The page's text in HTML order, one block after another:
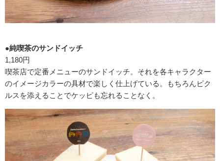
●純喫茶のサンドイッチ
1,180円
喫茶店で定番メニューのサンドイッチ。それを各キャラクター
のイメージカラーの具材で楽しく仕上げている。もちろんピク
ルスを添えることでケッピも忘れることなく。